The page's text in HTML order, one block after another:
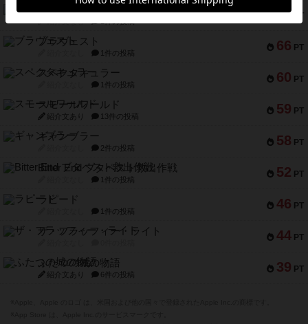
73 PT
66 PT
ブラヴェスト
1件の投稿
60 PT
スペクタキュラー
1件の投稿
59 PT
スモールワールド
紹介文あり 13件の投稿
58 PT
ギャンブラー
2件の投稿
52 PT
Bitter End ブタペスト救出作戦
1件の投稿
46 PT
ラピード
1件の投稿
44 PT
ザ・フラッフィー・ライト
39 PT
ふたつの城の物語
紹介文あり 6件の投稿